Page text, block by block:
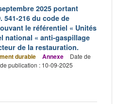
2025 portant
541-216 du code de
le référentiel « Unités
national « anti-gaspillage
de la restauration.
durable Annexe
Date de
publication : 10-09-2025